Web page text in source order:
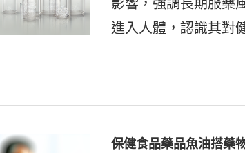
進入人體，認識其對
保健食品藥品魚油搭藥